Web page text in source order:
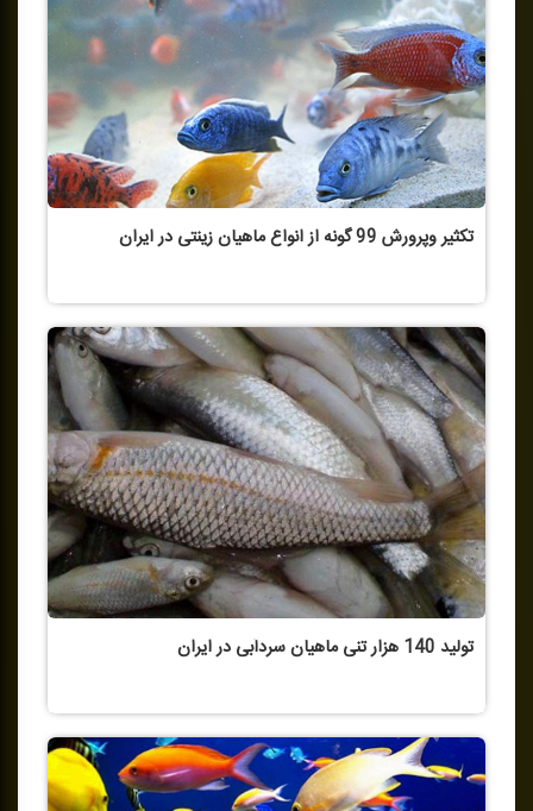
تكثیر وپرورش 99 گونه از انواع ماهیان زینتی در ایران
تولید 140 هزار تنی ماهیان سردآبی در ایران